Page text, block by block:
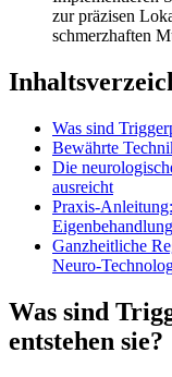
zur präzisen
schmerzhaften
Was sind
Bewährte
Die
ausreicht
Praxis-
Eigenbehandlung
Ganzheitliche
Neuro-
Was sind
entstehen sie?